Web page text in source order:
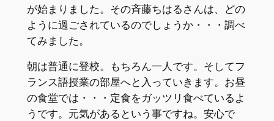
が始まりました。その斉藤ちはるさんは、どの
ように過ごされているのでしょうか・・・調べ
てみました。
朝は普通に登校。もちろん一人です。そしてフ
ランス語授業の部屋へと入っていきます。お昼
の食堂では・・・定食をガッツリ食べているよ
うです。元気があるという事ですね。安心で